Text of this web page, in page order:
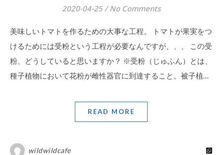
2020-04-25 / No Comments
美味しいトマトを作るための大事な工程。 トマトが果実をつ
けるためには受粉という工程が必要なんですが、、、 この受
粉、どうしていると思いますか？ ※受粉（じゅふん）とは、
種子植物において花粉が雌性器官に到達すること。被子植…
READ MORE
wildwildcafe